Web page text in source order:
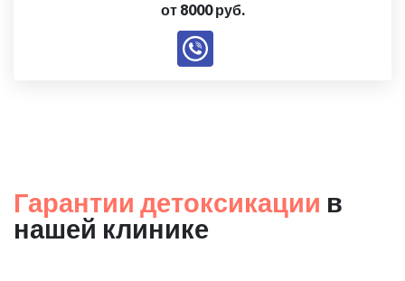
от 8000 руб.
Гарантии детоксикации в
нашей клинике